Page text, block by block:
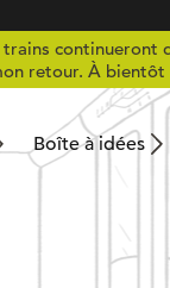
retour. À bientôt
Boîte à idées